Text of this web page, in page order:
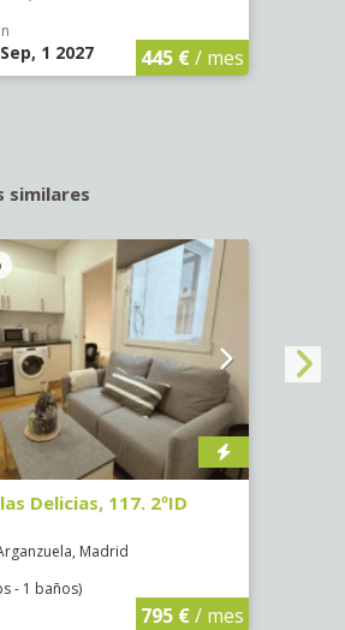
Sep, 1 2027 445 €/ mes
similares
Delicias, 117. 2ºID
Madrid
- 1 baños)
795 €/ mes